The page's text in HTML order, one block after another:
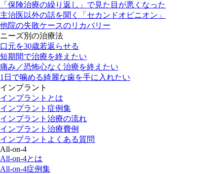
「保険治療の繰り返し」 で見た目が悪くなった
主治医以外の話を聞く
「セカンドオピニオン」
他院の失敗ケースのリカバリー
ニーズ別の治療法
口元を30歳若返らせる
短期間で治療を終えたい
痛み／恐怖心なく治療を終えたい
1日で噛める綺麗な歯を手に入れたい
インプラント
インプラントとは
インプラント症例集
インプラント治療の流れ
インプラント治療費例
インプラントよくある質問
All-on-4
All-on-4とは
All-on-4症例集